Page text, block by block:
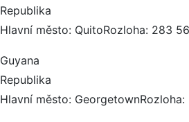
Republika
Hlavní město: QuitoRozloha: 283
Guyana
Republika
Hlavní město: